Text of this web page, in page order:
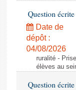
Question
Date de
dépôt :
04/08/2026
ruralité -
élèves au
Question